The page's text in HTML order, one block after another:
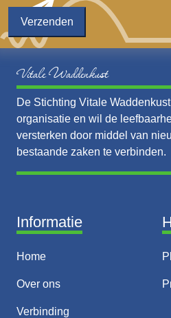
Vitale Waddenkust
De Stichting Vitale
organisatie en wil de
versterken door middel van
bestaande zaken te verbinden.
Informatie
Home
Over ons
Verbinding